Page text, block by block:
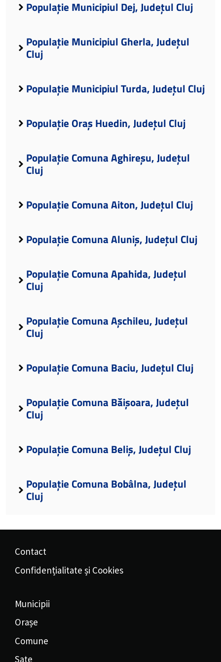
Populație Municipiul Dej, Județul Cluj
Populație Municipiul Gherla, Județul
Cluj
Populație Municipiul Turda, Județul Cluj
Populație Oraș Huedin, Județul Cluj
Populație Comuna Aghireșu, Județul
Cluj
Populație Comuna Aiton, Județul Cluj
Populație Comuna Aluniș, Județul Cluj
Populație Comuna Apahida, Județul
Cluj
Populație Comuna Așchileu, Județul
Cluj
Populație Comuna Baciu, Județul Cluj
Populație Comuna Băișoara, Județul
Cluj
Populație Comuna Beliș, Județul Cluj
Populație Comuna Bobâlna, Județul
Cluj
Contact
Confidențialitate și Cookies
Municipii
Orașe
Comune
Sate